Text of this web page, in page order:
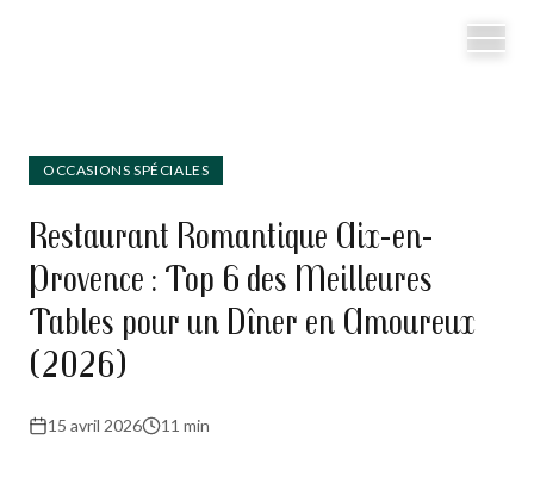
OCCASIONS SPÉCIALES
Restaurant Romantique Aix-en-
Provence : Top 6 des Meilleures
Tables pour un Dîner en Amoureux
(2026)
15 avril 2026 11 min